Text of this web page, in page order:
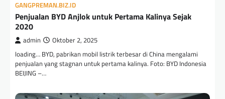
GANGPREMAN.BIZ.ID
Penjualan BYD Anjlok untuk Pertama Kalinya Sejak
2020
admin Oktober 2, 2025
loading… BYD, pabrikan mobil listrik terbesar di China mengalami
penjualan yang stagnan untuk pertama kalinya. Foto: BYD Indonesia
BEIJING –…